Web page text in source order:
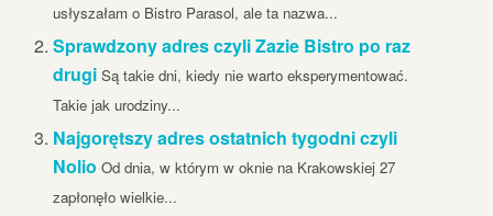
usłyszałam o Bistro Parasol, ale ta nazwa...
Sprawdzony adres czyli Zazie Bistro po raz
drugi Są takie dni, kiedy nie warto eksperymentować.
Takie jak urodziny...
Najgorętszy adres ostatnich tygodni czyli
Nolio Od dnia, w którym w oknie na Krakowskiej 27
zapłonęło wielkie...